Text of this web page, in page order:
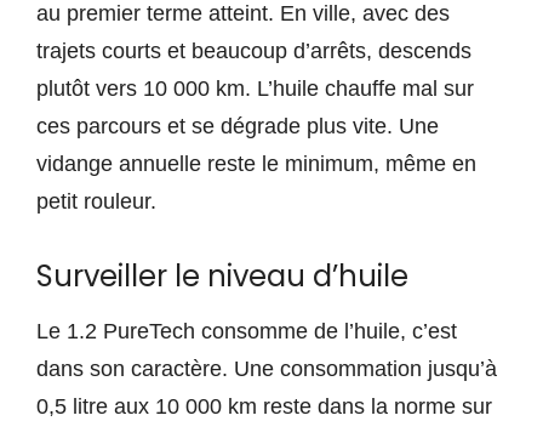
au premier terme atteint. En ville, avec des
trajets courts et beaucoup d’arrêts, descends
plutôt vers 10 000 km. L’huile chauffe mal sur
ces parcours et se dégrade plus vite. Une
vidange annuelle reste le minimum, même en
petit rouleur.
Surveiller le niveau d’huile
Le 1.2 PureTech consomme de l’huile, c’est
dans son caractère. Une consommation jusqu’à
0,5 litre aux 10 000 km reste dans la norme sur